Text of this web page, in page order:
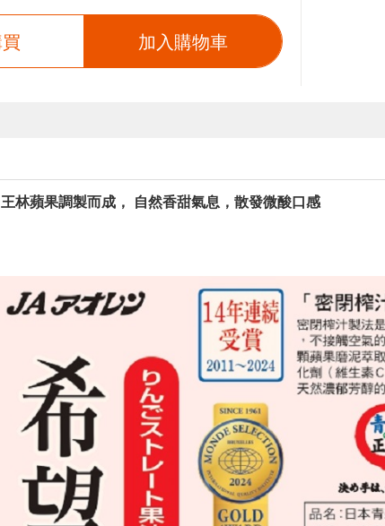
加入購物車
林蘋果調製而成， 自然香甜氣息，散發微酸口感